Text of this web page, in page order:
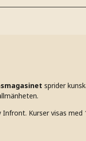
sprider
Kurser visas